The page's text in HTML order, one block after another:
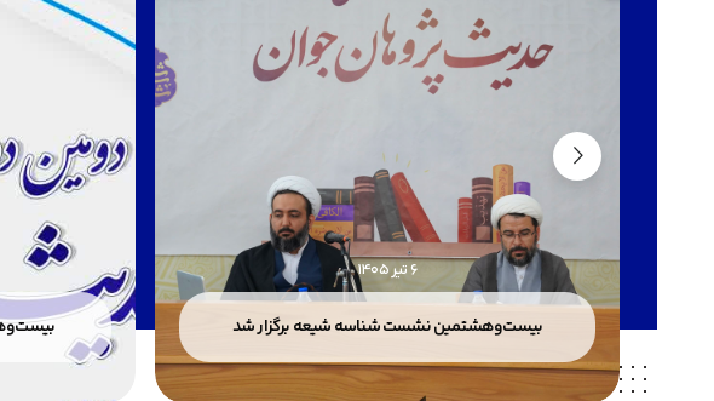
6 تیر 1405
بیست‌وهشتمین نشست شناسه شیعه برگزار شد